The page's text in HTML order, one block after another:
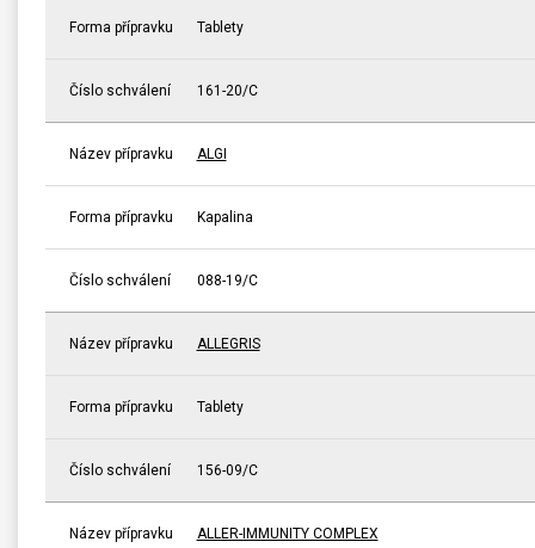
Forma přípravku Tablety
Číslo schválení 161-20/C
Název přípravku ALGI
Forma přípravku Kapalina
Číslo schválení 088-19/C
Název přípravku ALLEGRIS
Forma přípravku Tablety
Číslo schválení 156-09/C
Název přípravku ALLER-IMMUNITY COMPLEX